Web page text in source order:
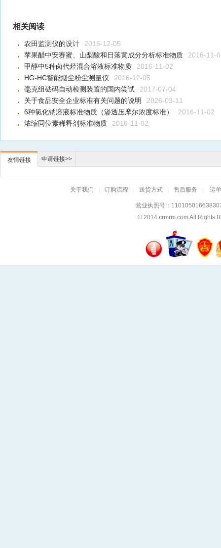
相关阅读
农田监测仪的设计
2016-12-05
苹果醋中安赛蜜、山梨酸和日落黄成分分析标准物质
2016-11-
甲醇中5种卤代烃混合溶液标准物质
2016-11-02
HG-HC智能烟尘粉尘测量仪
2016-12-05
毫克组砝码自动检测装置的国内尝试
2017-07-04
关于食品安全企业标准有关问题的说明
2026-03-11
6种氯化钠溶液标准物质（渗透压摩尔浓度标准）
2016-11-02
浓缩同位素稀释剂标准物质
2016-11-02
友情链接 申请链接>>
关于我们 订购流程 送货方式 售后服务 运
营业执照号：
© 2014 crmrm.comAll Rights